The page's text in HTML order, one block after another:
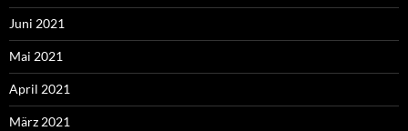
Juni 2021
Mai 2021
April 2021
März 2021